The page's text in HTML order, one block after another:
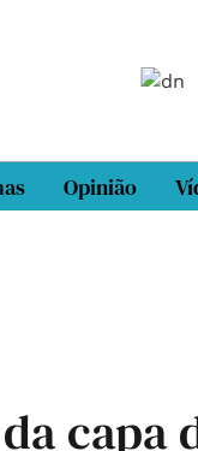
Opinião